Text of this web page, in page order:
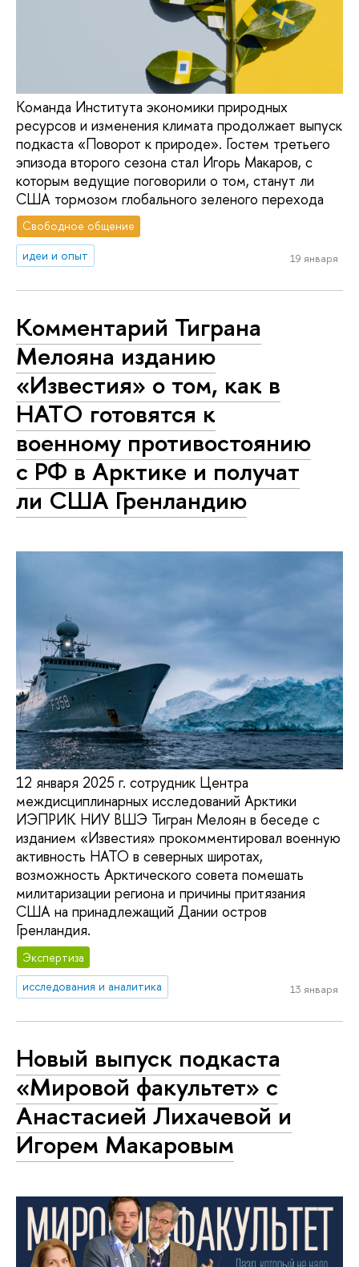
Команда Института экономики природных
ресурсов и изменения климата продолжает выпуск
подкаста «Поворот к природе». Гостем третьего
эпизода второго сезона стал Игорь Макаров, с
которым ведущие поговорили о том, станут ли
США тормозом глобального зеленого перехода
Свободное общение
идеи и опыт
19 января
Комментарий Тиграна
Мелояна изданию
«Известия» о том, как в
НАТО готовятся к
военному противостоянию
с РФ в Арктике и получат
ли США Гренландию
12 января 2025 г. сотрудник Центра
междисциплинарных исследований Арктики
ИЭПРИК НИУ ВШЭ Тигран Мелоян в беседе с
изданием «Известия» прокомментировал военную
активность НАТО в северных широтах,
возможность Арктического совета помешать
милитаризации региона и причины притязания
США на принадлежащий Дании остров
Гренландия.
Экспертиза
исследования и аналитика
13 января
Новый выпуск подкаста
«Мировой факультет» с
Анастасией Лихачевой и
Игорем Макаровым